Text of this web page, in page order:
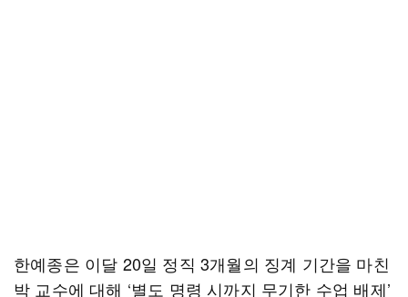
한예종은 이달 20일 정직 3개월의 징계 기간을 마친
박 교수에 대해 ‘별도 명령 시까지 무기한 수업 배제’